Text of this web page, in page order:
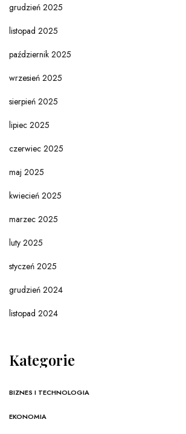
grudzień 2025
listopad 2025
październik 2025
wrzesień 2025
sierpień 2025
lipiec 2025
czerwiec 2025
maj 2025
kwiecień 2025
marzec 2025
luty 2025
styczeń 2025
grudzień 2024
listopad 2024
Kategorie
BIZNES I TECHNOLOGIA
EKONOMIA